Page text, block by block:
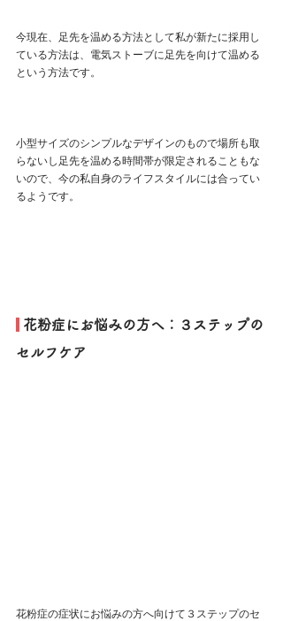
今現在、足先を温める方法として私が新たに採用し
ている方法は、電気ストーブに足先を向けて温める
という方法です。
小型サイズのシンプルなデザインのもので場所も取
らないし足先を温める時間帯が限定されることもな
いので、今の私自身のライフスタイルには合ってい
るようです。
花粉症にお悩みの方へ：３ステップの
セルフケア
花粉症の症状にお悩みの方へ向けて３ステップのセ